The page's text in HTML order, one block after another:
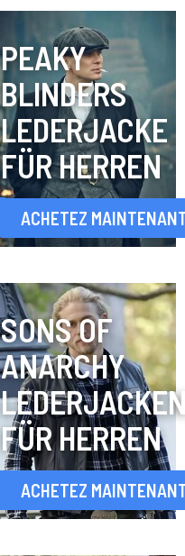
PEAKY
BLINDERS
LEDERJACKE
FÜR HERREN
ACHETEZ
SONS OF
ANARCHY
FÜR HERREN
ACHETEZ